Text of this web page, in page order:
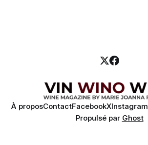
À proposContactFacebookXInstagram
Propulsé par Ghost